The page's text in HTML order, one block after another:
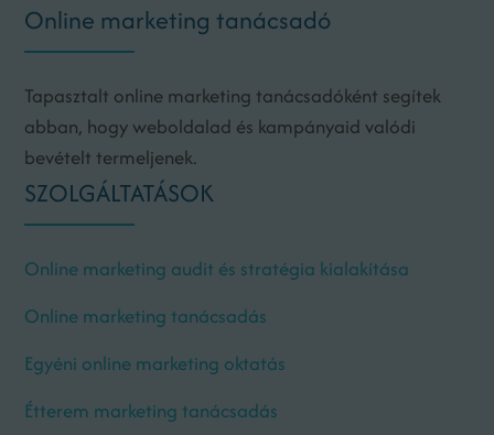
Online marketing tanácsadó
Tapasztalt online marketing tanácsadóként segítek
abban, hogy weboldalad és kampányaid valódi
bevételt termeljenek.
SZOLGÁLTATÁSOK
Online marketing audit és stratégia kialakítása
Online marketing tanácsadás
Egyéni online marketing oktatás
Étterem marketing tanácsadás